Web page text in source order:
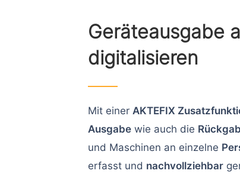
Geräteausgabe
digitalisieren
Mit einer AKTEFIX
Ausgabewie auch die
und Maschinen an einzelne
erfasst und nachvollziehbar